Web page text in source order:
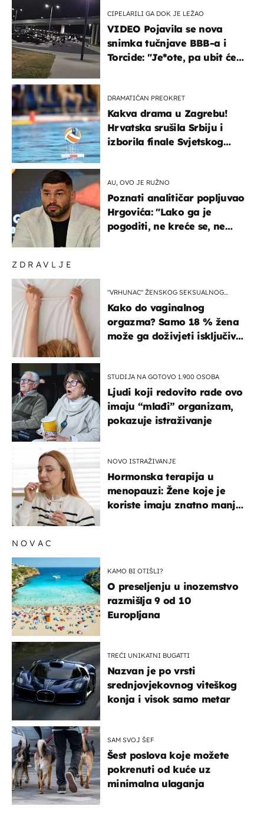
ZDRAVLJE
"VRHUNAC" ŽENSKOG SEKSUALNOG
Kako do vaginalnog
orgazma? Samo 18 % žena
može ga doživjeti isključivo
STUDIJA NA GOTOVO 1.900 OSOBA
Ljudi koji redovito rade ovo
imaju “mlađi” organizam,
pokazuje istraživanje
NOVO ISTRAŽIVANJE
Hormonska terapija u
menopauzi: Žene koje je
koriste imaju znatno manji
CIPELARILI GA DOK JE LEŽAO
VIDEO Pojavila se nova
snimka tučnjave BBB-a i
Torcide: "Je*ote, pa ubit će
DRAMATIČAN PREOKRET
Kakva drama u Zagrebu!
Hrvatska srušila Srbiju i
izborila finale Svjetskog
AU, OVO JE RUŽNO
Poznati analitičar popljuvao
Hrgovića: "Lako ga je
pogoditi, ne kreće se, ne
NOVAC
KAMO BI OTIŠLI?
O preseljenju u inozemstvo
razmišlja 9 od 10
Europljana
TREĆI UNIKATNI BUGATTI
Nazvan je po vrsti
srednjovjekovnog viteškog
konja i visok samo metar
SAM SVOJ ŠEF
Šest poslova koje možete
pokrenuti od kuće uz
minimalna ulaganja